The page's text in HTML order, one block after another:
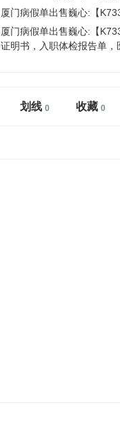
厦门病假单出售巍心:【
厦门病假单出售巍心:【
证明书，入职体检报告单，
划线 收藏